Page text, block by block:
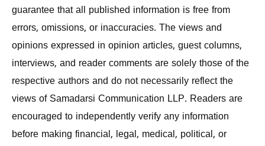
guarantee that all published information is free from
errors, omissions, or inaccuracies. The views and
opinions expressed in opinion articles, guest columns,
interviews, and reader comments are solely those of the
respective authors and do not necessarily reflect the
views of Samadarsi Communication LLP. Readers are
encouraged to independently verify any information
before making financial, legal, medical, political, or